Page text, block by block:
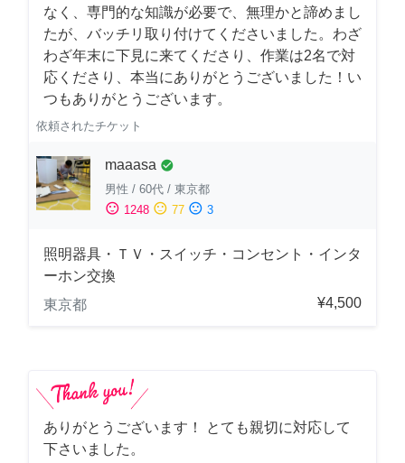
なく、専門的な知識が必要で、無理かと諦めまし
たが、バッチリ取り付けてくださいました。わざ
わざ年末に下見に来てくださり、作業は2名で対
応くださり、本当にありがとうございました！い
つもありがとうございます。
依頼されたチケット
maaasa check_circle
男性 / 60代 / 東京都
sentiment_satisfied 1248 sentiment_neutral 77 sentiment_dissatisfied 3
照明器具・ＴＶ・スイッチ・コンセント・インタ
ーホン交換
東京都
¥4,500
ありがとうございます！ とても親切に対応して
下さいました。